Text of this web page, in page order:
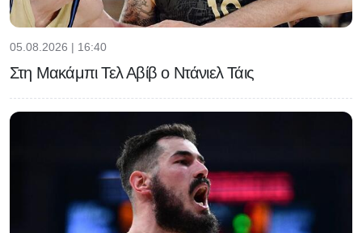
05.08.2026 | 16:40
Στη Μακάμπι Τελ Αβίβ ο Ντάνιελ Τάις